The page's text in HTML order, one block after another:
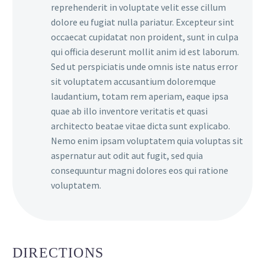
reprehenderit in voluptate velit esse cillum
dolore eu fugiat nulla pariatur. Excepteur sint
occaecat cupidatat non proident, sunt in culpa
qui officia deserunt mollit anim id est laborum.
Sed ut perspiciatis unde omnis iste natus error
sit voluptatem accusantium doloremque
laudantium, totam rem aperiam, eaque ipsa
quae ab illo inventore veritatis et quasi
architecto beatae vitae dicta sunt explicabo.
Nemo enim ipsam voluptatem quia voluptas sit
aspernatur aut odit aut fugit, sed quia
consequuntur magni dolores eos qui ratione
voluptatem.
DIRECTIONS